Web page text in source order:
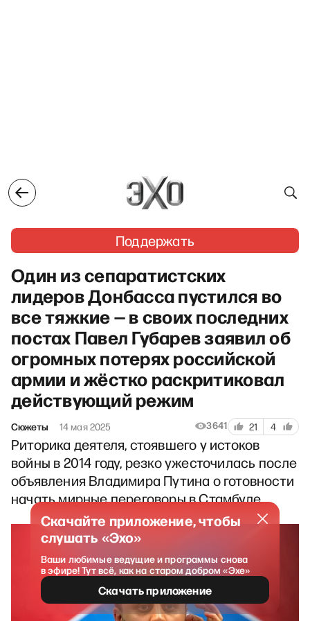
Поддержать
Один из сепаратистских
лидеров Донбасса пустился во
все тяжкие — в своих последних
постах Павел Губарев заявил об
огромных потерях российской
армии и жёстко раскритиковал
действующий режим
Сюжеты 14 мая 2025 3641 21 4
Риторика деятеля, стоявшего у истоков
войны в 2014 году, резко ужесточилась после
объявления Владимира Путина о готовности
начать мирные переговоры в Стамбуле.
Скачайте приложение, чтобы
слушать «Эхо»
Ваши любимые ведущие и программы снова
в эфире! Тут всё, как на старом добром «Эхе»
Скачать приложение